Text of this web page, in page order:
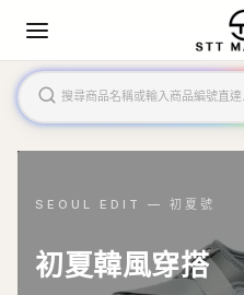
SEOUL EDIT — 初夏號
初夏韓風穿搭